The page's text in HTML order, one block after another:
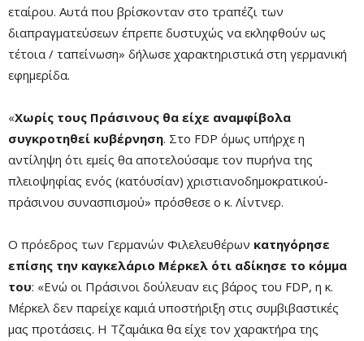
εταίρου. Αυτά που βρίσκονταν στο τραπέζι των
διαπραγματεύσεων έπρεπε δυστυχώς να εκληφθούν ως
τέτοια / ταπείνωση» δήλωσε χαρακτηριστικά στη γερμανική
εφημερίδα.
«Χωρίς τους Πράσινους θα είχε αναμφίβολα
συγκροτηθεί κυβέρνηση. Στο FDP όμως υπήρχε η
αντίληψη ότι εμείς θα αποτελούσαμε τον πυρήνα της
πλειοψηφίας ενός (κατ΄ουσίαν) χριστιανοδημοκρατικού-
πράσινου συνασπισμού» πρόσθεσε ο κ. Λίντνερ.
Ο πρόεδρος των Γερμανών Φιλελευθέρων κατηγόρησε
επίσης την καγκελάριο Μέρκελ ότι αδίκησε το κόμμα
του: «Ενώ οι Πράσινοι δούλευαν εις βάρος του FDP, η κ.
Μέρκελ δεν παρείχε καμιά υποστήριξη στις συμβιβαστικές
μας προτάσεις. Η Τζαμάικα θα είχε τον χαρακτήρα της